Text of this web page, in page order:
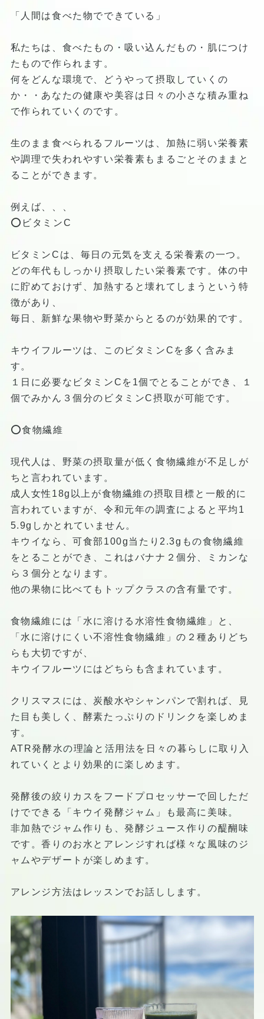
「人間は食べた物でできている」
私たちは、食べたもの・吸い込んだもの・肌につけ
たもので作られます。
何をどんな環境で、どうやって摂取していくの
か・・あなたの健康や美容は日々の小さな積み重ね
で作られていくのです。
生のまま食べられるフルーツは、加熱に弱い栄養素
や調理で失われやすい栄養素もまるごとそのままと
ることができます。
例えば、、、
⭕️ビタミンC
ビタミンCは、毎日の元気を支える栄養素の一つ。
どの年代もしっかり摂取したい栄養素です。体の中
に貯めておけず、加熱すると壊れてしまうという特
徴があり、
毎日、新鮮な果物や野菜からとるのが効果的です。
キウイフルーツは、このビタミンCを多く含みま
す。
１日に必要なビタミンCを1個でとることができ、１
個でみかん３個分のビタミンC摂取が可能です。
⭕️食物繊維
現代人は、野菜の摂取量が低く食物繊維が不足しが
ちと言われています。
成人女性18g以上が食物繊維の摂取目標と一般的に
言われていますが、令和元年の調査によると平均1
5.9gしかとれていません。
キウイなら、可食部100g当たり2.3gもの食物繊維
をとることができ、これはバナナ２個分、ミカンな
ら３個分となります。
他の果物に比べてもトップクラスの含有量です。
食物繊維には「水に溶ける水溶性食物繊維」と、
「水に溶けにくい不溶性食物繊維」の２種ありどち
らも大切ですが、
キウイフルーツにはどちらも含まれています。
クリスマスには、炭酸水やシャンパンで割れば、見
た目も美しく、酵素たっぷりのドリンクを楽しめま
す。
ATR発酵水の理論と活用法を日々の暮らしに取り入
れていくとより効果的に楽しめます。
発酵後の絞りカスをフードプロセッサーで回しただ
けでできる「キウイ発酵ジャム」も最高に美味。
非加熱でジャム作りも、発酵ジュース作りの醍醐味
です。香りのお水とアレンジすれば様々な風味のジ
ャムやデザートが楽しめます。
アレンジ方法はレッスンでお話しします。